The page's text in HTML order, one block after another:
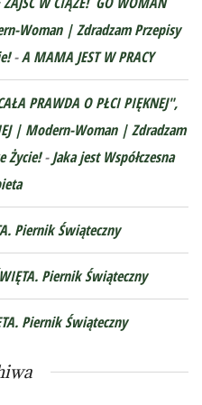
Woman | Zdradzam Przepisy
-A MAMA JEST W PRACY
PRAWDA O PŁCI PIĘKNEJ",
| Modern-Woman | Zdradzam
Życie!-Jaka jest Współczesna
Piernik Świąteczny
Piernik Świąteczny
Piernik Świąteczny